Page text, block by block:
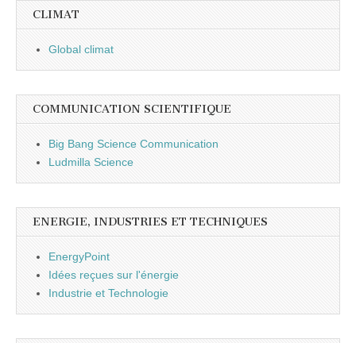
CLIMAT
Global climat
COMMUNICATION SCIENTIFIQUE
Big Bang Science Communication
Ludmilla Science
ENERGIE, INDUSTRIES ET TECHNIQUES
EnergyPoint
Idées reçues sur l'énergie
Industrie et Technologie